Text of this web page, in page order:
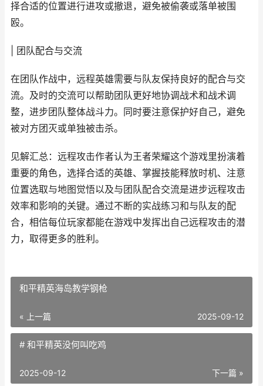
择合适的位置进行进攻或撤退，避免被偷袭或落单被围
殴。
| 团队配合与交流
在团队作战中，远程英雄需要与队友保持良好的配合与交
流。及时的交流可以帮助团队更好地协调战术和战术调
整，进步团队整体战斗力。同时要注意保护好自己，避免
被对方团灭或单独被击杀。
见解汇总：远程攻击作者认为王者荣耀这个游戏里扮演着
重要的角色，选择合适的英雄、掌握技能释放时机、注意
位置选取与地图觉悟以及与团队配合交流是进步远程攻击
效率和影响的关键。通过不断的实战练习和与队友的配
合，相信每位玩家都能在游戏中发挥出自己远程攻击的潜
力，取得更多的胜利。
和平精英海岛教学钢枪
« 上一篇 2025-09-12
# 和平精英没何叫吃鸡
下一篇 »
2025-09-12